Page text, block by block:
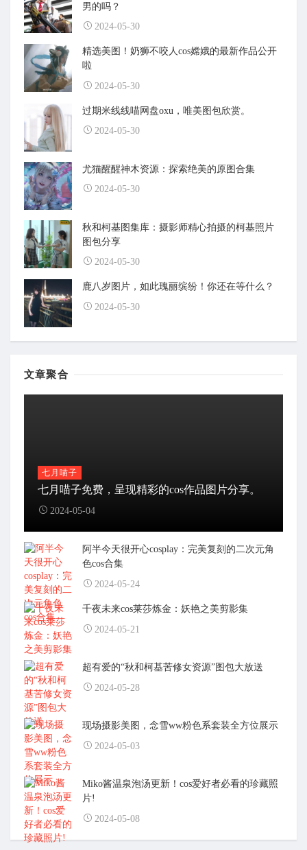
男的吗？
2024-05-30
精选美图！奶狮不咬人cos嫦娥的最新作品公开
啦
2024-05-30
过期米线线喵网盘oxu，唯美图包欣赏。
2024-05-30
尤猫醒醒神木资源：探索绝美的原图合集
2024-05-30
秋和柯基图集库：摄影师精心拍摄的柯基照片
图包分享
2024-05-30
鹿八岁图片，如此瑰丽缤纷！你还在等什么？
2024-05-30
文章聚合
七月喵子
七月喵子免费，呈现精彩的cos作品图片分享。
2024-05-04
阿半今天很开心cosplay：完美复刻的二次元角
色cos合集
2024-05-24
千夜未来cos莱莎炼金：妖艳之美剪影集
2024-05-21
超有爱的“秋和柯基苦修女资源”图包大放送
2024-05-28
现场摄影美图，念雪ww粉色系套装全方位展示
2024-05-03
Miko酱温泉泡汤更新！cos爱好者必看的珍藏照
片!
2024-05-08